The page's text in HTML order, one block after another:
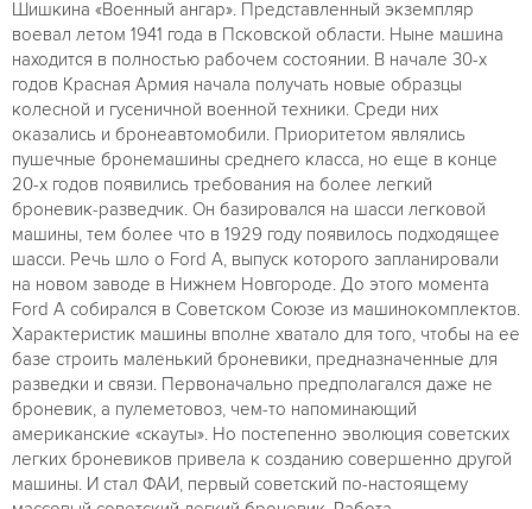
Шишкина «Военный ангар». Представленный экземпляр
воевал летом 1941 года в Псковской области. Ныне машина
находится в полностью рабочем состоянии. В начале 30-х
годов Красная Армия начала получать новые образцы
колесной и гусеничной военной техники. Среди них
оказались и бронеавтомобили. Приоритетом являлись
пушечные бронемашины среднего класса, но еще в конце
20-х годов появились требования на более легкий
броневик-разведчик. Он базировался на шасси легковой
машины, тем более что в 1929 году появилось подходящее
шасси. Речь шло о Ford A, выпуск которого запланировали
на новом заводе в Нижнем Новгороде. До этого момента
Ford A собирался в Советском Союзе из машинокомплектов.
Характеристик машины вполне хватало для того, чтобы на ее
базе строить маленький броневики, предназначенные для
разведки и связи. Первоначально предполагался даже не
броневик, а пулеметовоз, чем-то напоминающий
американские «скауты». Но постепенно эволюция советских
легких броневиков привела к созданию совершенно другой
машины. И стал ФАИ, первый советский по-настоящему